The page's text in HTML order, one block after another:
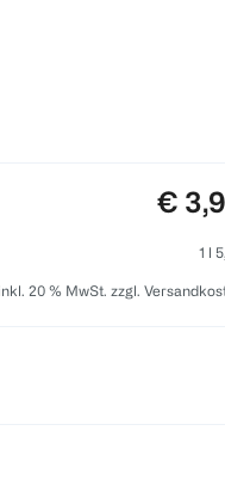
€
1 l
20 % MwSt. zzgl.